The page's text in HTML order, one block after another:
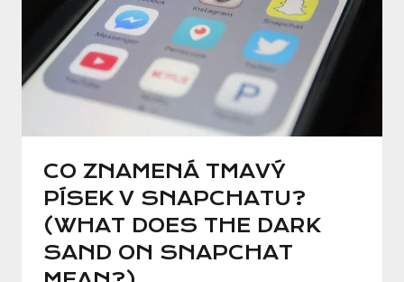
CO ZNAMENÁ TMAVÝ
PÍSEK V SNAPCHATU?
(WHAT DOES THE DARK
SAND ON SNAPCHAT